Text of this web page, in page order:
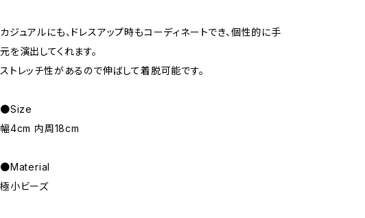
カジュアルにも、ドレスアップ時もコーディネートでき、個性的に手
元を演出してくれます。
ストレッチ性があるので伸ばして着脱可能です。
●Size
幅4cm 内周18cm
●Material
極小ビーズ